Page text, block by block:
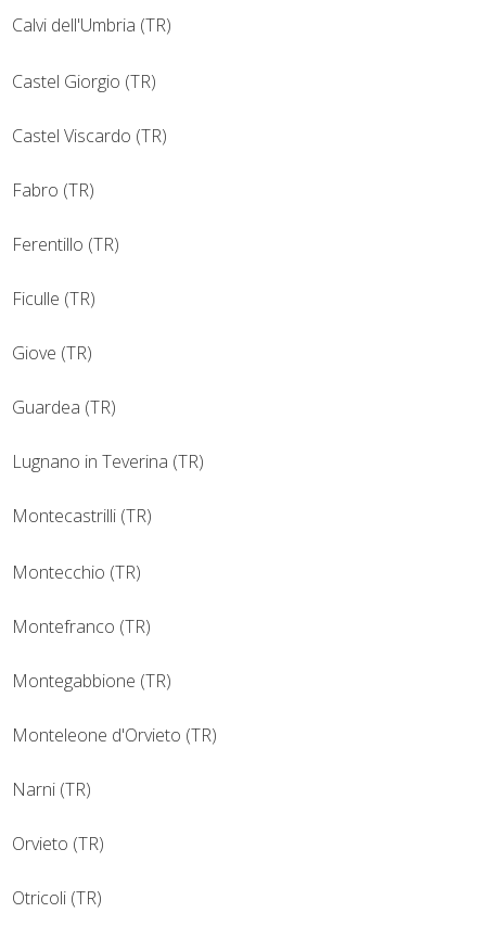
Calvi dell'Umbria (TR)
Castel Giorgio (TR)
Castel Viscardo (TR)
Fabro (TR)
Ferentillo (TR)
Ficulle (TR)
Giove (TR)
Guardea (TR)
Lugnano in Teverina (TR)
Montecastrilli (TR)
Montecchio (TR)
Montefranco (TR)
Montegabbione (TR)
Monteleone d'Orvieto (TR)
Narni (TR)
Orvieto (TR)
Otricoli (TR)